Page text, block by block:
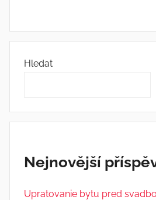
Hledat
Nejnovější
Upratovanie bytu pred